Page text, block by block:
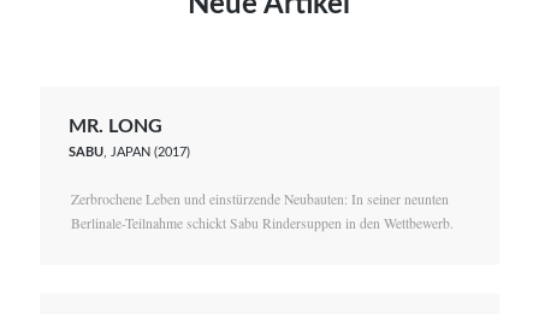
MR. LONG
SABU , JAPAN (2017)
Zerbrochene Leben und einstürzende Neubauten: In seiner neunten
Berlinale-Teilnahme schickt Sabu Rindersuppen in den Wettbewerb.